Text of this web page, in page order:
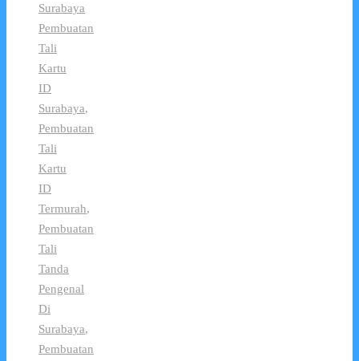
Surabaya
Pembuatan
Tali
Kartu
ID
Surabaya,
Pembuatan
Tali
Kartu
ID
Termurah,
Pembuatan
Tali
Tanda
Pengenal
Di
Surabaya,
Pembuatan